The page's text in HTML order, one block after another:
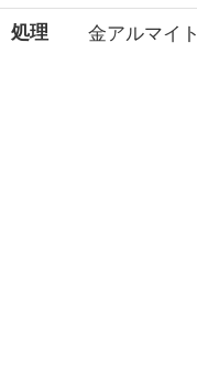
処理 金アルマイト